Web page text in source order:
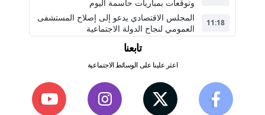
وتوقعات بمباريات حاسمة اليوم
11:18
المجلس الاقتصادي يدعو إلى إصلاح المستشفى
العمومي لنجاح الدولة الاجتماعية
تابعنا
اعثر علينا على الوسائط الاجتماعية